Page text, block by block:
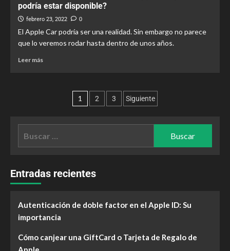
podría estar disponible?
febrero 23, 2022 0
El Apple Car podría ser una realidad. Sin embargo no parece
que lo veremos rodar hasta dentro de unos años.
Leer más
1 2 3 Siguiente
Entradas recientes
Autenticación de doble factor en el Apple ID: Su
importancia
Cómo canjear una GiftCard o Tarjeta de Regalo de